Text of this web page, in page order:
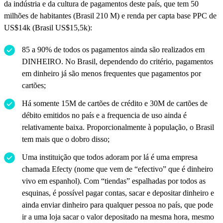
da indústria e da cultura de pagamentos deste país, que tem 50
milhões de habitantes (Brasil 210 M) e renda per capta base PPC de
US$14k (Brasil US$15,5k):
85 a 90% de todos os pagamentos ainda são realizados em
DINHEIRO. No Brasil, dependendo do critério, pagamentos
em dinheiro já são menos frequentes que pagamentos por
cartões;
Há somente 15M de cartões de crédito e 30M de cartões de
débito emitidos no país e a frequencia de uso ainda é
relativamente baixa. Proporcionalmente à população, o Brasil
tem mais que o dobro disso;
Uma instituição que todos adoram por lá é uma empresa
chamada Efecty (nome que vem de “efectivo” que é dinheiro
vivo em espanhol). Com “tiendas” espalhadas por todos as
esquinas, é possível pagar contas, sacar e depositar dinheiro e
ainda enviar dinheiro para qualquer pessoa no país, que pode
ir a uma loja sacar o valor depositado na mesma hora, mesmo